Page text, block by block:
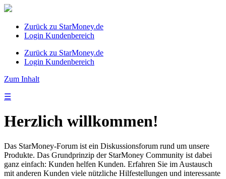
Zurück zu StarMoney.de
Login Kundenbereich
Zurück zu StarMoney.de
Login Kundenbereich
Zum Inhalt
☰
Herzlich willkommen!
Das StarMoney-Forum ist ein Diskussionsforum rund um unsere
Produkte. Das Grundprinzip der StarMoney Community ist dabei
ganz einfach: Kunden helfen Kunden. Erfahren Sie im Austausch
mit anderen Kunden viele nützliche Hilfestellungen und interessante